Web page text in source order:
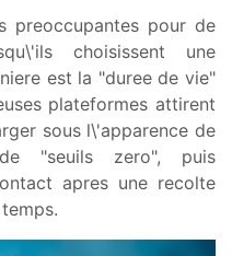
preoccupantes pour de
choisissent une
est la "duree de vie"
plateformes attirent
sous l\'apparence de
"seuils zero", puis
apres une recolte